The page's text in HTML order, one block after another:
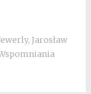
, Jarosław